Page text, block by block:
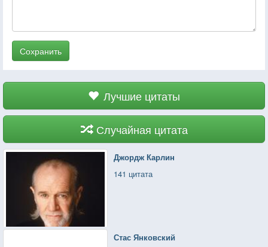
Сохранить
Лучшие цитаты
Случайная цитата
Джордж Карлин
141 цитата
Стас Янковский